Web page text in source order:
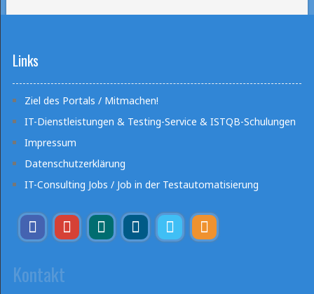
Links
Ziel des Portals / Mitmachen!
IT-Dienstleistungen & Testing-Service & ISTQB-Schulungen
Impressum
Datenschutzerklärung
IT-Consulting Jobs / Job in der Testautomatisierung
Kontakt